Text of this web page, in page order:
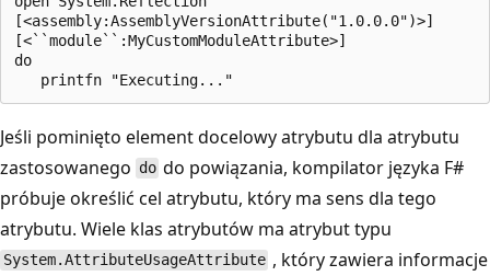
[<assembly:AssemblyVersionAttribute("1.0.0.0")>]
[<``module``:MyCustomModuleAttribute>]
do
Jeśli pominięto element docelowy atrybutu dla atrybutu
zastosowanego do do powiązania, kompilator języka F#
próbuje określić cel atrybutu, który ma sens dla tego
atrybutu. Wiele klas atrybutów ma atrybut typu
System.AttributeUsageAttribute , który zawiera informacje